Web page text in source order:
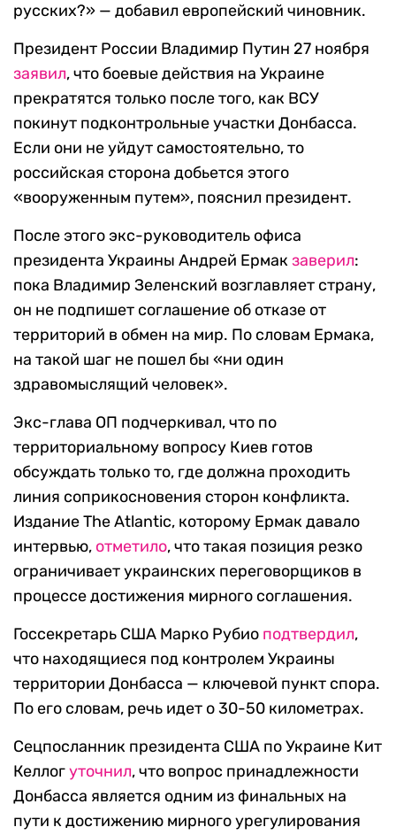
русских?» — добавил европейский чиновник.
Президент России Владимир Путин 27 ноября
заявил, что боевые действия на Украине
прекратятся только после того, как ВСУ
покинут подконтрольные участки Донбасса.
Если они не уйдут самостоятельно, то
российская сторона добьется этого
«вооруженным путем», пояснил президент.
После этого экс-руководитель офиса
президента Украины Андрей Ермакзаверил:
пока Владимир Зеленский возглавляет страну,
он не подпишет соглашение об отказе от
территорий в обмен на мир. По словам Ермака,
на такой шаг не пошел бы «ни один
здравомыслящий человек».
Экс-глава ОП подчеркивал, что по
территориальному вопросу Киев готов
обсуждать только то, где должна проходить
линия соприкосновения сторон конфликта.
Издание The Atlantic, которому Ермак давало
интервью, отметило, что такая позиция резко
ограничивает украинских переговорщиков в
процессе достижения мирного соглашения.
Госсекретарь США Марко Рубио подтвердил,
что находящиеся под контролем Украины
территории Донбасса — ключевой пункт спора.
По его словам, речь идет о 30-50 километрах.
Сецпосланник президента США по Украине Кит
Келлогуточнил, что вопрос принадлежности
Донбасса является одним из финальных на
пути к достижению мирного урегулирования